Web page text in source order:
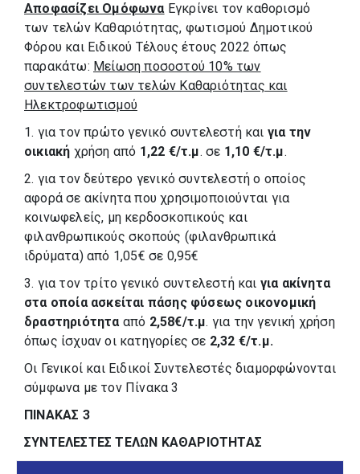
Αποφασίζει Ομόφωνα Εγκρίνει τον καθορισμό
των τελών Καθαριότητας, φωτισμού Δημοτικού
Φόρου και Ειδικού Τέλους έτους 2022 όπως
παρακάτω: Μείωση ποσοστού 10% των
συντελεστών των τελών Καθαριότητας και
Ηλεκτροφωτισμού
1. για τον πρώτο γενικό συντελεστή και για την
οικιακή χρήση από 1,22 €/τ.μ. σε 1,10 €/τ.μ.
2. για τον δεύτερο γενικό συντελεστή ο οποίος
αφορά σε ακίνητα που χρησιμοποιούνται για
κοινωφελείς, μη κερδοσκοπικούς και
φιλανθρωπικούς σκοπούς (φιλανθρωπικά
ιδρύματα) από 1,05€ σε 0,95€
3. για τον τρίτο γενικό συντελεστή και για ακίνητα
στα οποία ασκείται πάσης φύσεως οικονομική
δραστηριότητα από 2,58€/τ.μ. για την γενική χρήση
όπως ίσχυαν οι κατηγορίες σε 2,32 €/τ.μ.
Οι Γενικοί και Ειδικοί Συντελεστές διαμορφώνονται
σύμφωνα με τον Πίνακα 3
ΠΙΝΑΚΑΣ 3
ΣΥΝΤΕΛΕΣΤΕΣ ΤΕΛΩΝ ΚΑΘΑΡΙΟΤΗΤΑΣ